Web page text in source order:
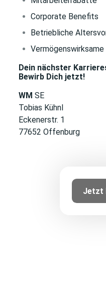
Corporate Benefits
Betriebliche
Dein nächster
Bewirb Dich jetzt!
WMSE
Tobias Kühnl
Eckenerstr. 1
77652 Offenburg
Jetzt